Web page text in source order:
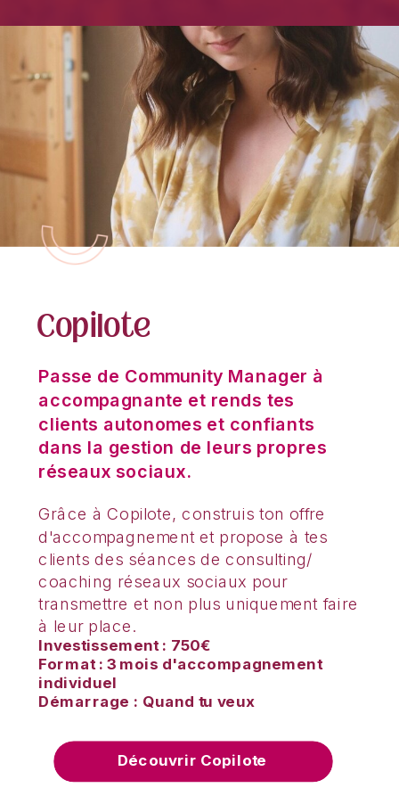
Grâce à Copilote, construis ton offre
d'accompagnement et propose à tes
clients des séances de consulting/
coaching réseaux sociaux pour
transmettre et non plus uniquement faire
à leur place.
Découvrir Copilote
Passe de Community Manager à
accompagnante et rends tes
clients autonomes et confiants
dans la gestion de leurs propres
réseaux sociaux.
Copilote
Investissement : 750€
Format : 3 mois d'accompagnement
individuel
Démarrage : Quand tu veux